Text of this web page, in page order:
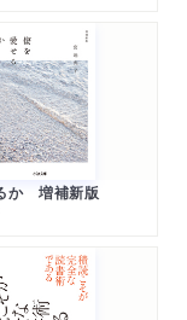
か 増補新版